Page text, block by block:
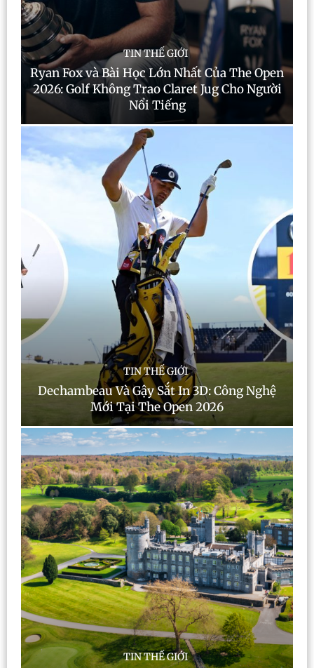
TIN THẾ GIỚI
Ryan Fox và Bài Học Lớn Nhất Của The Open
2026: Golf Không Trao Claret Jug Cho Người
Nổi Tiếng
TIN THẾ GIỚI
Dechambeau Và Gậy Sắt In 3D: Công Nghệ
Mới Tại The Open 2026
TIN THẾ GIỚI